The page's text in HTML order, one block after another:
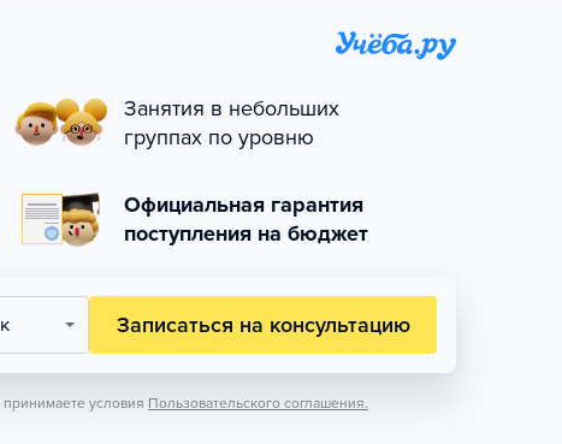
Занятия в небольших
группах по уровню
Официальная гарантия
поступления на бюджет
Записаться на консультацию
принимаете условия Пользовательского соглашения.